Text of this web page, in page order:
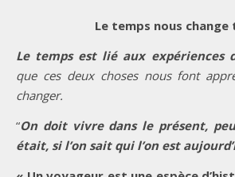
Le temps nous change
Le temps est lié aux expériences
que ces deux choses nous font
changer.
“On doit vivre dans le présent,
était, si l’on sait qui l’on est